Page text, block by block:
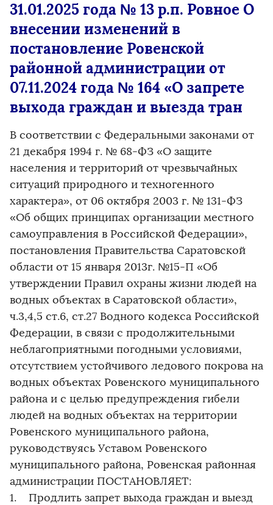
31.01.2025 года № 13 р.п. Ровное О
внесении изменений в
постановление Ровенской
районной администрации от
07.11.2024 года № 164 «О запрете
выхода граждан и выезда тран
В соответствии с Федеральными законами от
21 декабря 1994 г. № 68-ФЗ «О защите
населения и территорий от чрезвычайных
ситуаций природного и техногенного
характера», от 06 октября 2003 г. № 131-ФЗ
«Об общих принципах организации местного
самоуправления в Российской Федерации»,
постановления Правительства Саратовской
области от 15 января 2013г. №15-П «Об
утверждении Правил охраны жизни людей на
водных объектах в Саратовской области»,
ч.3,4,5 ст.6, ст.27 Водного кодекса Российской
Федерации, в связи с продолжительными
неблагоприятными погодными условиями,
отсутствием устойчивого ледового покрова на
водных объектах Ровенского муниципального
района и с целью предупреждения гибели
людей на водных объектах на территории
Ровенского муниципального района,
руководствуясь Уставом Ровенского
муниципального района, Ровенская районная
администрации ПОСТАНОВЛЯЕТ:
1. Продлить запрет выхода граждан и выезд